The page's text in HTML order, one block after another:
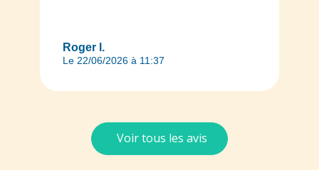
Roger l.
Le 22/06/2026 à 11:37
Voir tous les avis